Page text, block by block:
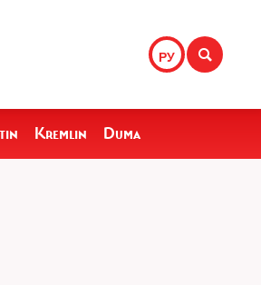
РУ
Kremlin Duma